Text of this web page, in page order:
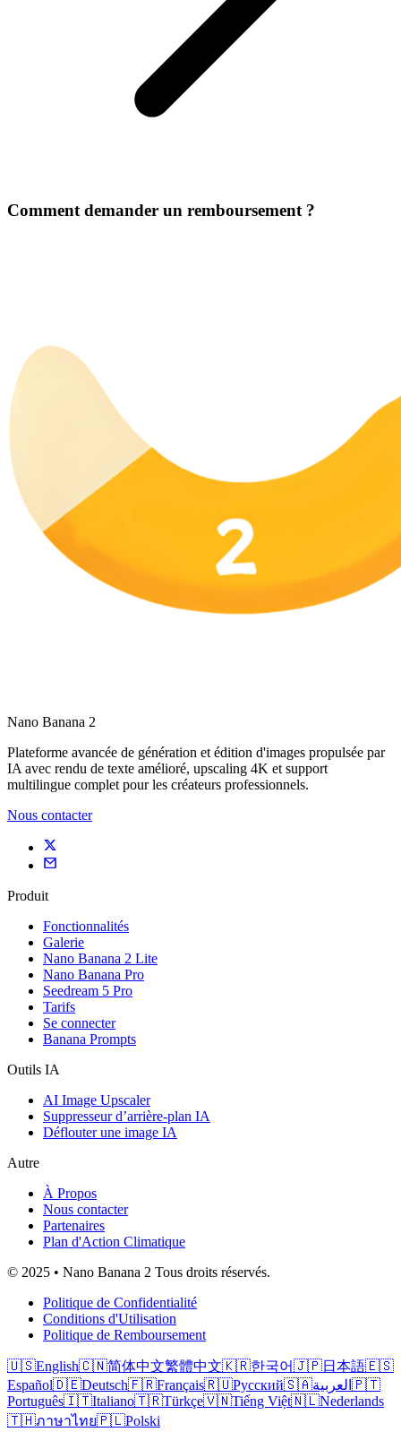
Comment demander un remboursement ?
Nano Banana 2
Plateforme avancée de génération et édition d'images propulsée par
IA avec rendu de texte amélioré, upscaling 4K et support
multilingue complet pour les créateurs professionnels.
Nous contacter
Produit
Fonctionnalités
Galerie
Nano Banana 2 Lite
Nano Banana Pro
Seedream 5 Pro
Tarifs
Se connecter
Banana Prompts
Outils IA
AI Image Upscaler
Suppresseur d’arrière-plan IA
Déflouter une image IA
Autre
À Propos
Nous contacter
Partenaires
Plan d'Action Climatique
© 2025 • Nano Banana 2 Tous droits réservés.
Politique de Confidentialité
Conditions d'Utilisation
Politique de Remboursement
🇺🇸English🇨🇳简体中文繁體中文🇰🇷한국어🇯🇵日本語🇪🇸
Español🇩🇪Deutsch🇫🇷Français🇷🇺Русский🇸🇦العربية 🇵🇹
Português🇮🇹Italiano🇹🇷Türkçe🇻🇳Tiếng Việt🇳🇱Nederlands
🇹🇭ภาษาไทย🇵🇱Polski